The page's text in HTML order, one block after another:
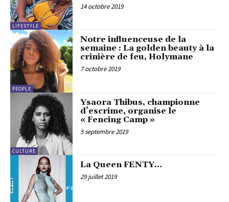
LIFESTYLE
14 octobre 2019
PEOPLE
Notre influenceuse de la
semaine : La golden beauty à la
crinière de feu, Holymane
7 octobre 2019
CULTURE
Ysaora Thibus, championne
d’escrime, organise le
« Fencing Camp »
5 septembre 2019
La Queen FENTY…
29 juillet 2019